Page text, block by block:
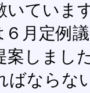
いていま
月定例
案しまし
ばならな